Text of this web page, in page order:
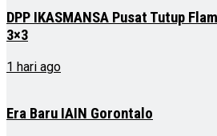
DPP IKASMANSA Pusat Tutup
3×3
1 hari ago
Era Baru IAIN Gorontalo